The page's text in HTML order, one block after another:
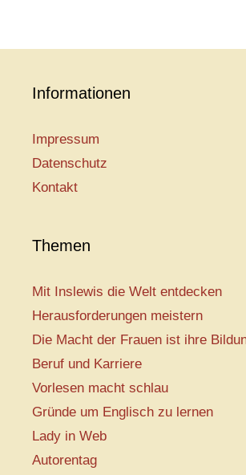
Informationen
Impressum
Datenschutz
Kontakt
Themen
Mit Inslewis die Welt entdecken
Herausforderungen meistern
Die Macht der Frauen ist ihre
Beruf und Karriere
Vorlesen macht schlau
Gründe um Englisch zu lernen
Lady in Web
Autorentag